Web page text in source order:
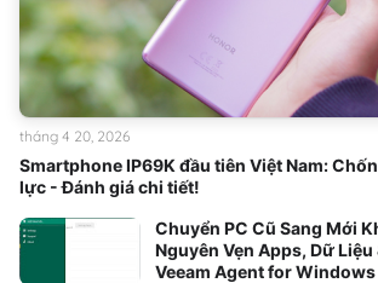
Smartphone IP69K đầu tiên Việt Nam:
lực - Đánh giá chi tiết!
tháng 4 20, 2026
Chuyển PC Cũ Sang Mới
Nguyên Vẹn Apps, Dữ Liệu
Veeam Agent for Windows